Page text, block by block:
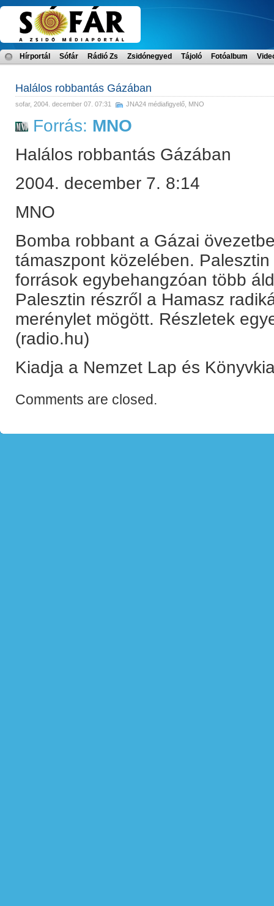
Hírportál Sófár Rádió Zs Zsidónegyed Tájoló Fotóalbum
Halálos robbantás Gázában
sofar, 2004. december 07. 07:31 JNA24 médiafigyelő MNO
Forrás: MNO
Halálos robbantás Gázában
2004. december 7. 8:14
MNO
Bomba robbant a Gázai
támaszpont közelében.
források egybehangzóan több
Palesztin részről a Hamasz
merénylet mögött. Részletek
(radio.hu)
Kiadja a Nemzet Lap és
Comments are closed.